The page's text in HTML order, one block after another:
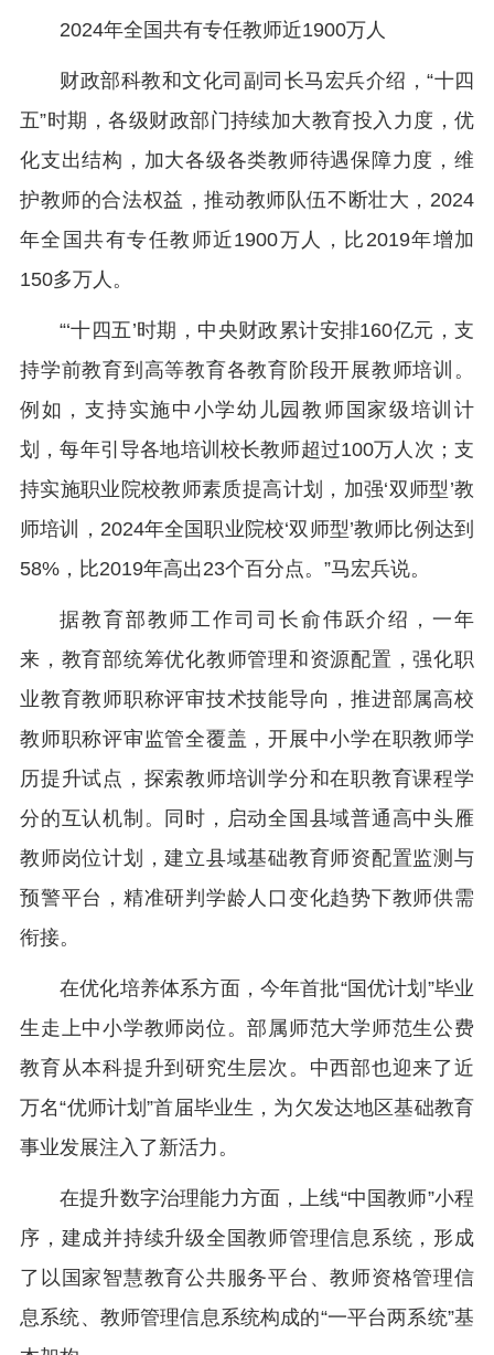
2024年全国共有专任教师近1900万人
财政部科教和文化司副司长马宏兵介绍，“十四
五”时期，各级财政部门持续加大教育投入力度，优
化支出结构，加大各级各类教师待遇保障力度，维
护教师的合法权益，推动教师队伍不断壮大，2024
年全国共有专任教师近1900万人，比2019年增加
150多万人。
“‘十四五’时期，中央财政累计安排160亿元，支
持学前教育到高等教育各教育阶段开展教师培训。
例如，支持实施中小学幼儿园教师国家级培训计
划，每年引导各地培训校长教师超过100万人次；支
持实施职业院校教师素质提高计划，加强‘双师型’教
师培训，2024年全国职业院校‘双师型’教师比例达到
58%，比2019年高出23个百分点。”马宏兵说。
据教育部教师工作司司长俞伟跃介绍，一年
来，教育部统筹优化教师管理和资源配置，强化职
业教育教师职称评审技术技能导向，推进部属高校
教师职称评审监管全覆盖，开展中小学在职教师学
历提升试点，探索教师培训学分和在职教育课程学
分的互认机制。同时，启动全国县域普通高中头雁
教师岗位计划，建立县域基础教育师资配置监测与
预警平台，精准研判学龄人口变化趋势下教师供需
衔接。
在优化培养体系方面，今年首批“国优计划”毕业
生走上中小学教师岗位。部属师范大学师范生公费
教育从本科提升到研究生层次。中西部也迎来了近
万名“优师计划”首届毕业生，为欠发达地区基础教育
事业发展注入了新活力。
在提升数字治理能力方面，上线“中国教师”小程
序，建成并持续升级全国教师管理信息系统，形成
了以国家智慧教育公共服务平台、教师资格管理信
息系统、教师管理信息系统构成的“一平台两系统”基